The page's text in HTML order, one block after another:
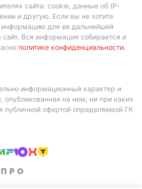
сайта: cookie, данные об IP-
и другую. Если вы не хотите
информацию для ее дальнейшей
сайт. Вся информация собирается и
политике конфиденциальности.
информационный характер и
опубликованная на нем, ни при каких
публичной офертой определяемой ГК